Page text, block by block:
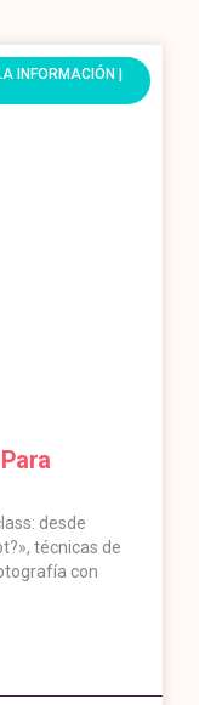
INFORMACIÓN |
desde
técnicas de
con